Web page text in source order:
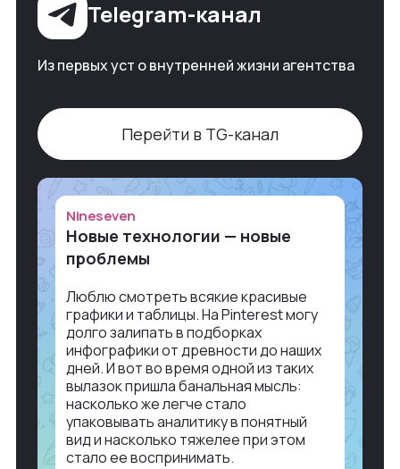
Telegram-канал
Из первых уст о внутренней жизни агентства
Перейти в TG-канал
Nineseven
Новые технологии — новые
проблемы
Люблю смотреть всякие красивые
графики и таблицы. На Pinterest могу
долго залипать в подборках
инфографики от древности до наших
дней. И вот во время одной из таких
вылазок пришла банальная мысль:
насколько же легче стало
упаковывать аналитику в понятный
вид и насколько тяжелее при этом
стало ее воспринимать.